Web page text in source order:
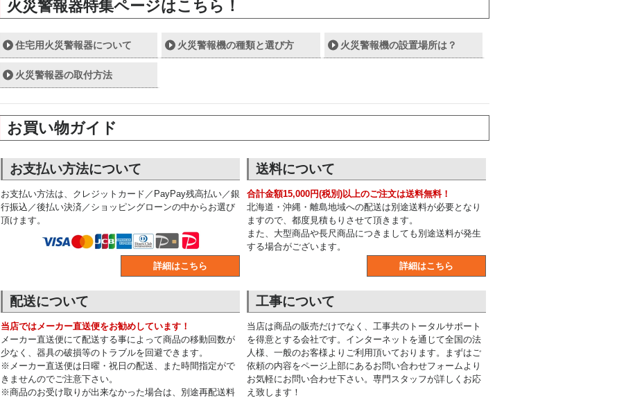
火災警報器特集ページはこちら！
住宅用火災警報器について 火災警報機の種類と選び方 火災警報機の設置場所は？
火災警報器の取付方法
お買い物ガイド
お支払い方法について
お支払い方法は、クレジットカード／PayPay残高払い／銀
行振込／後払い決済／ショッピングローンの中からお選び
頂けます。
詳細はこちら
送料について
合計金額15,000円(税別)以上のご注文は送料無料！
北海道・沖縄・離島地域への配送は別途送料が必要となり
ますので、都度見積もりさせて頂きます。
また、大型商品や長尺商品につきましても別途送料が発生
する場合がございます。
詳細はこちら
配送について
当店ではメーカー直送便をお勧めしています！
メーカー直送便にて配送する事によって商品の移動回数が
少なく、器具の破損等のトラブルを回避できます。
※メーカー直送便は日曜・祝日の配送、また時間指定がで
きませんのでご注意下さい。
※商品のお受け取りが出来なかった場合は、別途再配送料
工事について
当店は商品の販売だけでなく、工事共のトータルサポート
を得意とする会社です。インターネットを通じて全国の法
人様、一般のお客様よりご利用頂いております。まずはご
依頼の内容をページ上部にあるお問い合わせフォームより
お気軽にお問い合わせ下さい。専門スタッフが詳しくお応
え致します！